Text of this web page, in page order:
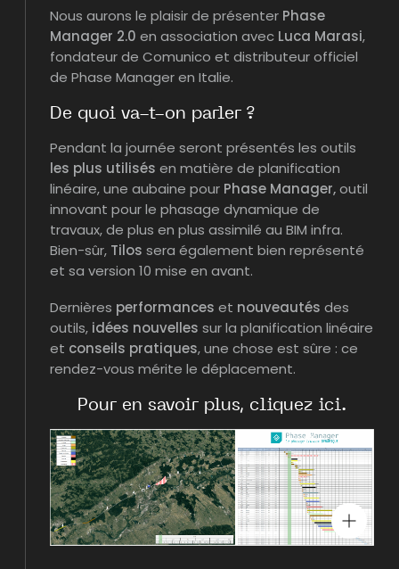
Nous aurons le plaisir de présenter Phase
Manager 2.0 en association avec Luca Marasi,
fondateur de Comunico et distributeur officiel
de Phase Manager en Italie.
De quoi va-t-on parler ?
Pendant la journée seront présentés les outils
les plus utilisés en matière de planification
linéaire, une aubaine pour Phase Manager,outil
innovant pour le phasage dynamique de
travaux, de plus en plus assimilé au BIM infra.
Bien-sûr, Tilos sera également bien représenté
et sa version 10 mise en avant.
Dernières performances et nouveautés des
outils, idées nouvelles sur la planification linéaire
et conseils pratiques, une chose est sûre : ce
rendez-vous mérite le déplacement.
Pour en savoir plus, cliquez ici.